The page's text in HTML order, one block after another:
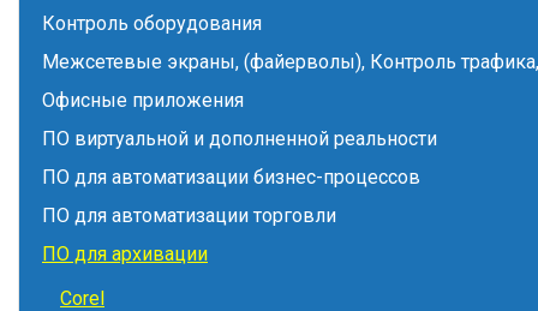
Контроль оборудования
Межсетевые экраны, (файерволы), Контроль
Офисные приложения
ПО виртуальной и дополненной реальности
ПО для автоматизации бизнес-процессов
ПО для автоматизации торговли
ПО для архивации
Corel